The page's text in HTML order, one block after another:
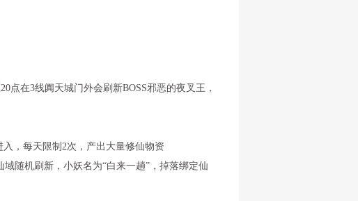
点在3线阗天城门外会刷新BOSS邪恶的夜叉王，
入，每天限制2次，产出大量修仙物资
域随机刷新，小妖名为“白来一趟”，掉落绑定仙